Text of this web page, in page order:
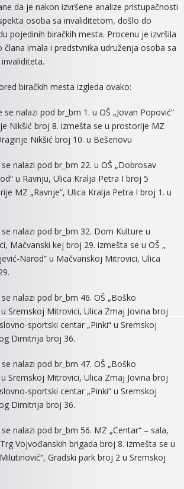
BIRAČKIH
MESTA
da je nakon izvršene analize pristupačnosti
osoba sa invaliditetom, došlo do
pojedinih biračkih mesta. Procenu je izvršila
imala i predstvnika udruženja osoba sa
biračkih mesta izgleda ovako:
nalazi pod br_bm 1. u OŠ „Jovan Popović“
Nikšić broj 8. izmešta se u prostorije MZ
Nikšić broj 10. u Bešenovu
nalazi pod br_bm 22. u OŠ „Dobrosav
u Ravnju, Ulica Kralja Petra I broj 5
MZ „Ravnje“, Ulica Kralja Petra I broj 1. u
nalazi pod br_bm 32. Dom Kulture u
Mačvanski kej broj 29. izmešta se u OŠ „
Narod“ u Mačvanskoj Mitrovici, Ulica
nalazi pod br_bm 46. OŠ „Boško
u Sremskoj Mitrovici, Ulica Zmaj Jovina broj
sportski centar „Pinki“ u Sremskoj
Dimitrija broj 36.
nalazi pod br_bm 47. OŠ „Boško
u Sremskoj Mitrovici, Ulica Zmaj Jovina broj
sportski centar „Pinki“ u Sremskoj
Dimitrija broj 36.
nalazi pod br_bm 56. MZ „Centar“ – sala,
Vojvođanskih brigada broj 8. izmešta se u
Gradski park broj 2 u Sremskoj